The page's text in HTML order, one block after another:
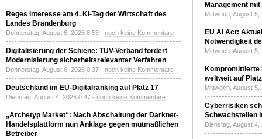
Reges Interesse am 4. KI-Tag der Wirtschaft des
Landes Brandenburg
Donnerstag, August 6, 2026 8:53 - noch keine Kommentare
Digitalisierung der Schiene: TÜV-Verband fordert
Modernisierung sicherheitsrelevanter Verfahren
Donnerstag, August 6, 2026 0:37 - noch keine Kommentare
Deutschland im EU-Digitalranking auf Platz 17
Dienstag, August 4, 2026 0:47 - noch keine Kommentare
„Archetyp Market“: Nach Abschaltung der Darknet-
Handelsplattform nun Anklage gegen mutmaßlichen
Betreiber
Management
Mittwoch, August
EU AI Act:
Notwendigkeit
Mittwoch, August
Kompromittierte
weltweit auf
Mittwoch, August
Cyberrisiken
Schwachstellen
Dienstag, August